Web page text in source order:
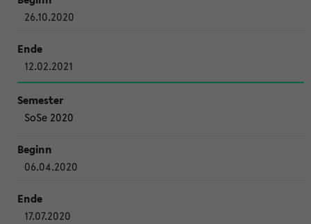
26.10.2020
12.02.2021
SoSe 2020
06.04.2020
17.07.2020